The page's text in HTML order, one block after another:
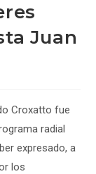
Juan
Croxatto fue
radial
expresado, a
los